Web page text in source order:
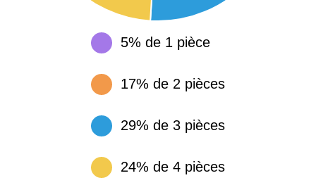
5% de 1 pièce
17% de 2 pièces
29% de 3 pièces
24% de 4 pièces